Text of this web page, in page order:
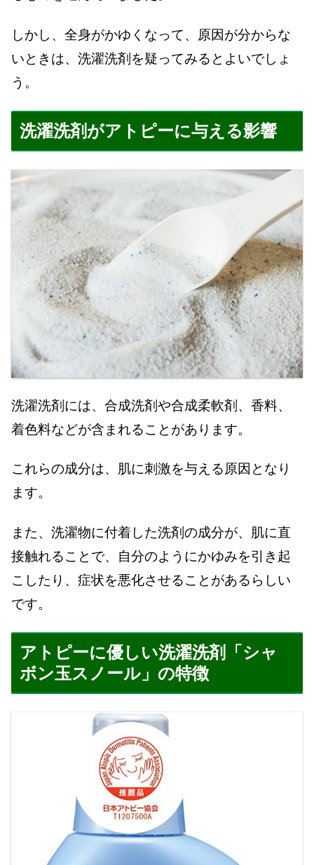
しかし、全身がかゆくなって、原因が分からな
いときは、洗濯洗剤を疑ってみるとよいでしょ
う。
洗濯洗剤がアトピーに与える影響
洗濯洗剤には、合成洗剤や合成柔軟剤、香料、
着色料などが含まれることがあります。
これらの成分は、肌に刺激を与える原因となり
ます。
また、洗濯物に付着した洗剤の成分が、肌に直
接触れることで、自分のようにかゆみを引き起
こしたり、症状を悪化させることがあるらしい
です。
アトピーに優しい洗濯洗剤「シャ
ボン玉スノール」の特徴